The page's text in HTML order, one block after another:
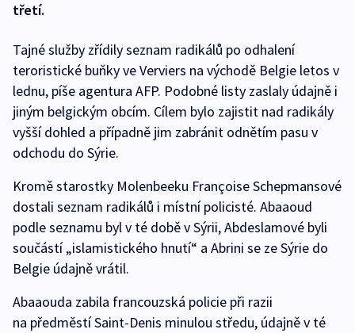
třetí.
Tajné služby zřídily seznam radikálů po odhalení
teroristické buňky ve Verviers na východě Belgie letos v
lednu, píše agentura AFP. Podobné listy zaslaly údajně i
jiným belgickým obcím. Cílem bylo zajistit nad radikály
vyšší dohled a případně jim zabránit odnětím pasu v
odchodu do Sýrie.
Kromě starostky Molenbeeku Françoise Schepmansové
dostali seznam radikálů i místní policisté. Abaaoud
podle seznamu byl v té době v Sýrii, Abdeslamové byli
součástí „islamistického hnutí“ a Abrini se ze Sýrie do
Belgie údajně vrátil.
Abaaouda zabila francouzská policie při razii
na předměstí Saint-Denis minulou středu, údajně v té